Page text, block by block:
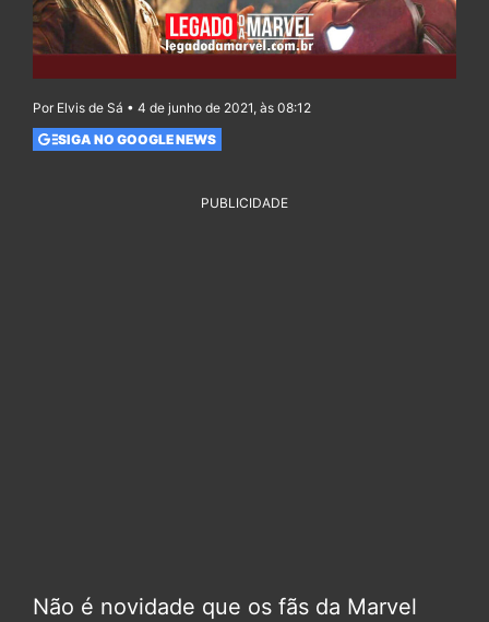
Por Elvis de Sá • 4 de junho de 2021, às 08:12
SIGA NO GOOGLE NEWS
PUBLICIDADE
Não é novidade que os fãs da Marvel